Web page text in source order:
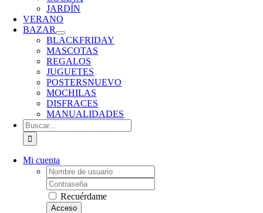
JARDÍN
VERANO
BAZAR
BLACKFRIDAY
MASCOTAS
REGALOS
JUGUETES
POSTERSNUEVO
MOCHILAS
DISFRACES
MANUALIDADES
Buscar:
Mi cuenta
Username:
Password:
Recuérdame